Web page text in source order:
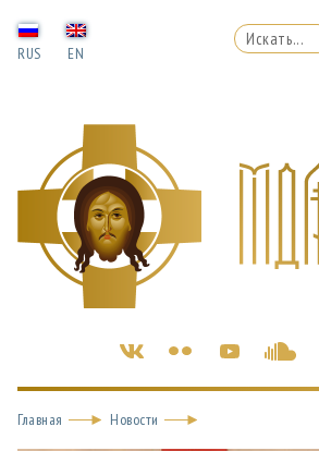
RUS EN
Главная Новости